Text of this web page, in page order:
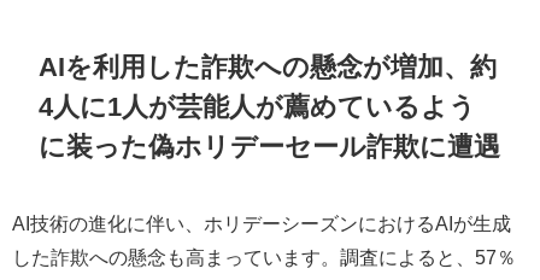
AIを利用した詐欺への懸念が増加、約
4人に1人が芸能人が薦めているよう
に装った偽ホリデーセール詐欺に遭遇
AI技術の進化に伴い、ホリデーシーズンにおけるAIが生成
した詐欺への懸念も高まっています。調査によると、57％